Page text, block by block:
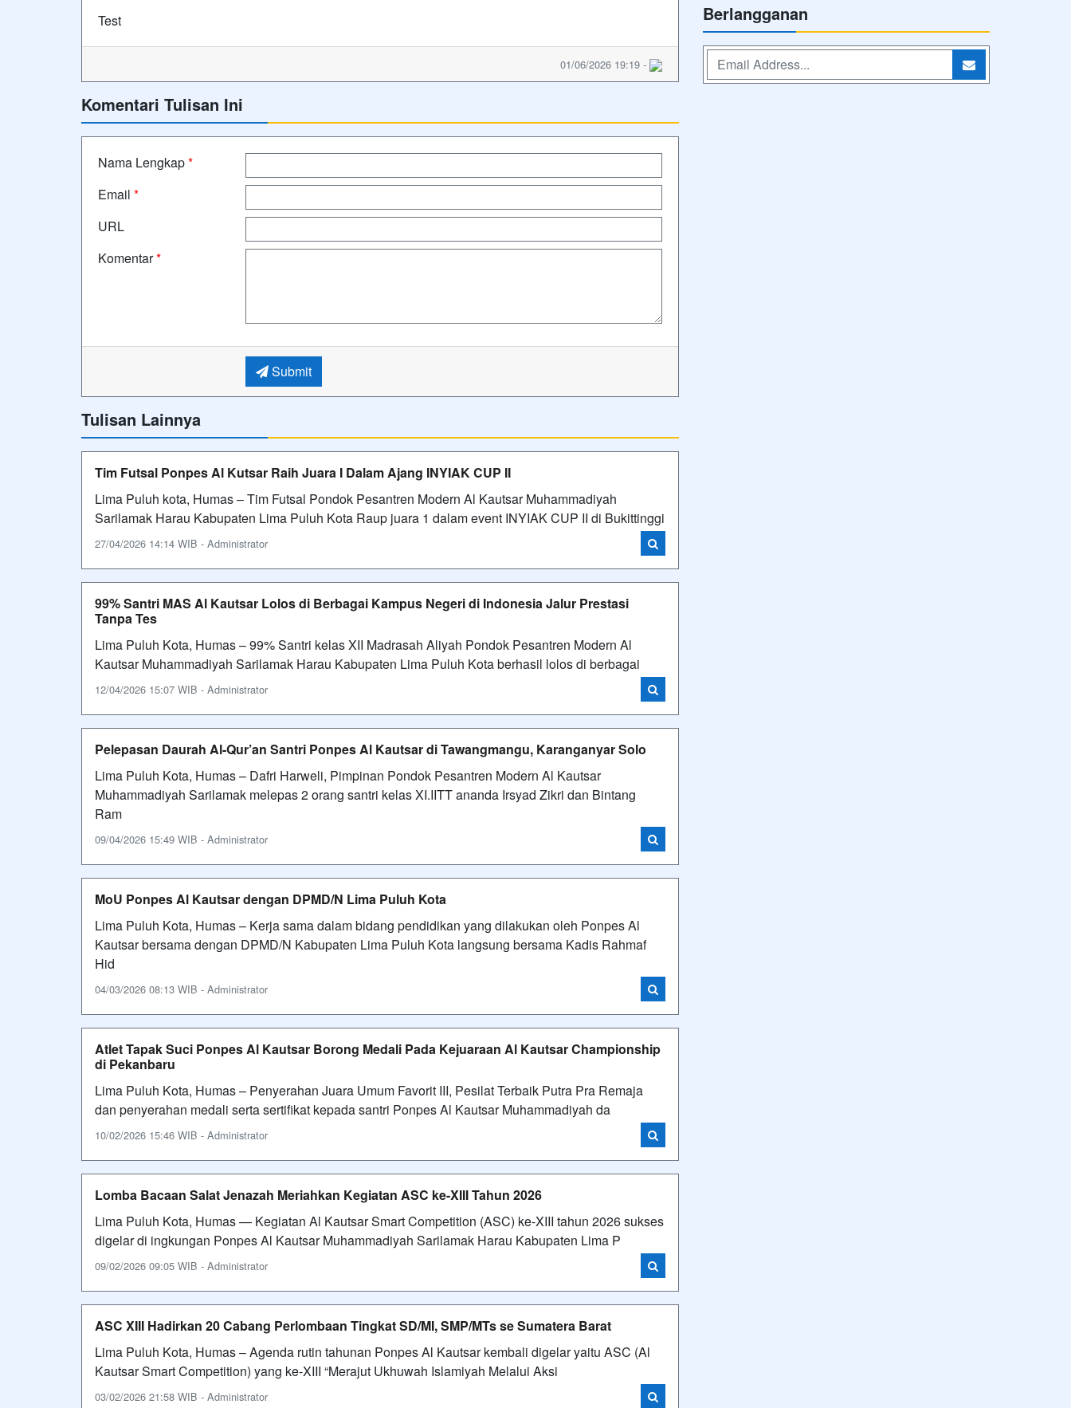
Test
01/06/2026 19:19 -
Komentari Tulisan Ini
Nama Lengkap*
Email *
URL
Komentar*
Submit
Tulisan Lainnya
Tim Futsal Ponpes Al Kutsar Raih Juara I Dalam Ajang INYIAK CUP II
Lima Puluh kota, Humas – Tim Futsal Pondok Pesantren Modern Al Kautsar Muhammadiyah
Sarilamak Harau Kabupaten Lima Puluh Kota Raup juara 1 dalam event INYIAK CUP II di Bukittinggi
27/04/2026 14:14 WIB - Administrator
99% Santri MAS Al Kautsar Lolos di Berbagai Kampus Negeri di Indonesia Jalur Prestasi
Tanpa Tes
Lima Puluh Kota, Humas – 99% Santri kelas XII Madrasah Aliyah Pondok Pesantren Modern Al
Kautsar Muhammadiyah Sarilamak Harau Kabupaten Lima Puluh Kota berhasil lolos di berbagai
12/04/2026 15:07 WIB - Administrator
Pelepasan Daurah Al-Qur’an Santri Ponpes Al Kautsar di Tawangmangu, Karanganyar Solo
Lima Puluh Kota, Humas – Dafri Harweli, Pimpinan Pondok Pesantren Modern Al Kautsar
Muhammadiyah Sarilamak melepas 2 orang santri kelas XI.IITT ananda Irsyad Zikri dan Bintang
Ram
09/04/2026 15:49 WIB - Administrator
MoU Ponpes Al Kautsar dengan DPMD/N Lima Puluh Kota
Lima Puluh Kota, Humas – Kerja sama dalam bidang pendidikan yang dilakukan oleh Ponpes Al
Kautsar bersama dengan DPMD/N Kabupaten Lima Puluh Kota langsung bersama Kadis Rahmaf
Hid
04/03/2026 08:13 WIB - Administrator
Atlet Tapak Suci Ponpes Al Kautsar Borong Medali Pada Kejuaraan Al Kautsar Championship
di Pekanbaru
Lima Puluh Kota, Humas – Penyerahan Juara Umum Favorit III, Pesilat Terbaik Putra Pra Remaja
dan penyerahan medali serta sertifikat kepada santri Ponpes Al Kautsar Muhammadiyah da
10/02/2026 15:46 WIB - Administrator
Lomba Bacaan Salat Jenazah Meriahkan Kegiatan ASC ke-XIII Tahun 2026
Lima Puluh Kota, Humas — Kegiatan Al Kautsar Smart Competition (ASC) ke-XIII tahun 2026 sukses
digelar di ingkungan Ponpes Al Kautsar Muhammadiyah Sarilamak Harau Kabupaten Lima P
09/02/2026 09:05 WIB - Administrator
ASC XIII Hadirkan 20 Cabang Perlombaan Tingkat SD/MI, SMP/MTs se Sumatera Barat
Lima Puluh Kota, Humas – Agenda rutin tahunan Ponpes Al Kautsar kembali digelar yaitu ASC (Al
Kautsar Smart Competition) yang ke-XIII “Merajut Ukhuwah Islamiyah Melalui Aksi
03/02/2026 21:58 WIB - Administrator
Berlangganan